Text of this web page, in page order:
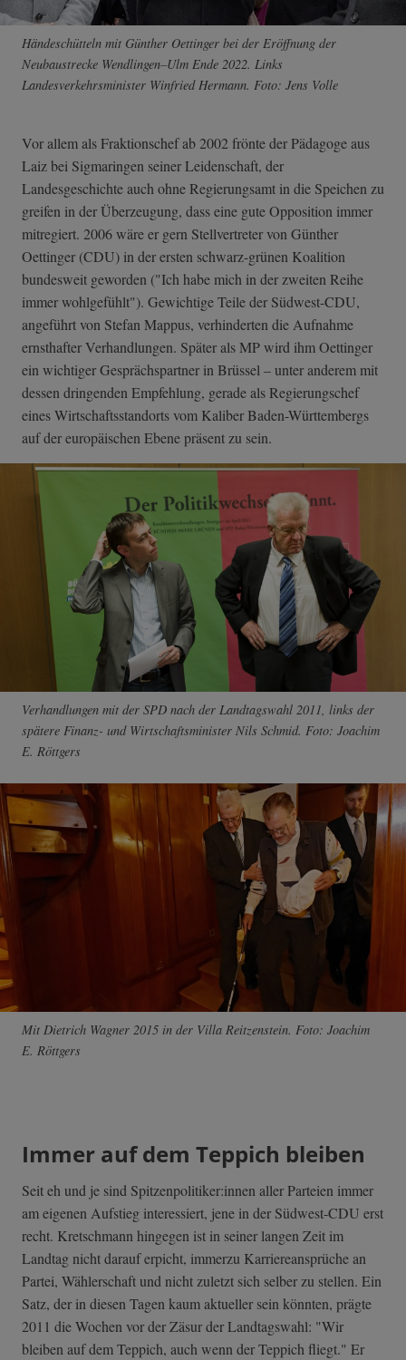
Händeschütteln mit Günther Oettinger bei der Eröffnung der
Neubaustrecke Wendlingen–Ulm Ende 2022. Links
Landesverkehrsminister Winfried Hermann. Foto: Jens Volle
Vor allem als Fraktionschef ab 2002 frönte der Pädagoge aus
Laiz bei Sigmaringen seiner Leidenschaft, der
Landesgeschichte auch ohne Regierungsamt in die Speichen zu
greifen in der Überzeugung, dass eine gute Opposition immer
mitregiert. 2006 wäre er gern Stellvertreter von Günther
Oettinger (CDU) in der ersten schwarz-grünen Koalition
bundesweit geworden ("Ich habe mich in der zweiten Reihe
immer wohlgefühlt"). Gewichtige Teile der Südwest-CDU,
angeführt von Stefan Mappus, verhinderten die Aufnahme
ernsthafter Verhandlungen. Später als MP wird ihm Oettinger
ein wichtiger Gesprächspartner in Brüssel – unter anderem mit
dessen dringenden Empfehlung, gerade als Regierungschef
eines Wirtschaftsstandorts vom Kaliber Baden-Württembergs
auf der europäischen Ebene präsent zu sein.
Verhandlungen mit der SPD nach der Landtagswahl 2011, links der
spätere Finanz- und Wirtschaftsminister Nils Schmid. Foto: Joachim
E. Röttgers
Mit Dietrich Wagner 2015 in der Villa Reitzenstein. Foto: Joachim
E. Röttgers
Immer auf dem Teppich bleiben
Seit eh und je sind Spitzenpolitiker:innen aller Parteien immer
am eigenen Aufstieg interessiert, jene in der Südwest-CDU erst
recht. Kretschmann hingegen ist in seiner langen Zeit im
Landtag nicht darauf erpicht, immerzu Karriereansprüche an
Partei, Wählerschaft und nicht zuletzt sich selber zu stellen. Ein
Satz, der in diesen Tagen kaum aktueller sein könnten, prägte
2011 die Wochen vor der Zäsur der Landtagswahl: "Wir
bleiben auf dem Teppich, auch wenn der Teppich fliegt." Er